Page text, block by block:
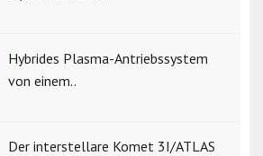
Hybrides Plasma-Antriebssystem
von einem..
Der interstellare Komet 3I/ATLAS